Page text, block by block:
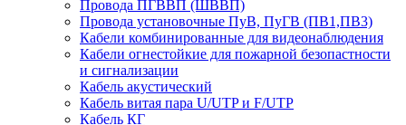
Провода ПГВВП (ШВВП)
Провода установочные ПуВ, ПуГВ (ПВ1,ПВ3)
Кабели комбинированные для видеонаблюдения
Кабели огнестойкие для пожарной безопастности
и сигнализации
Кабель акустический
Кабель витая пара U/UTP и F/UTP
Кабель КГ